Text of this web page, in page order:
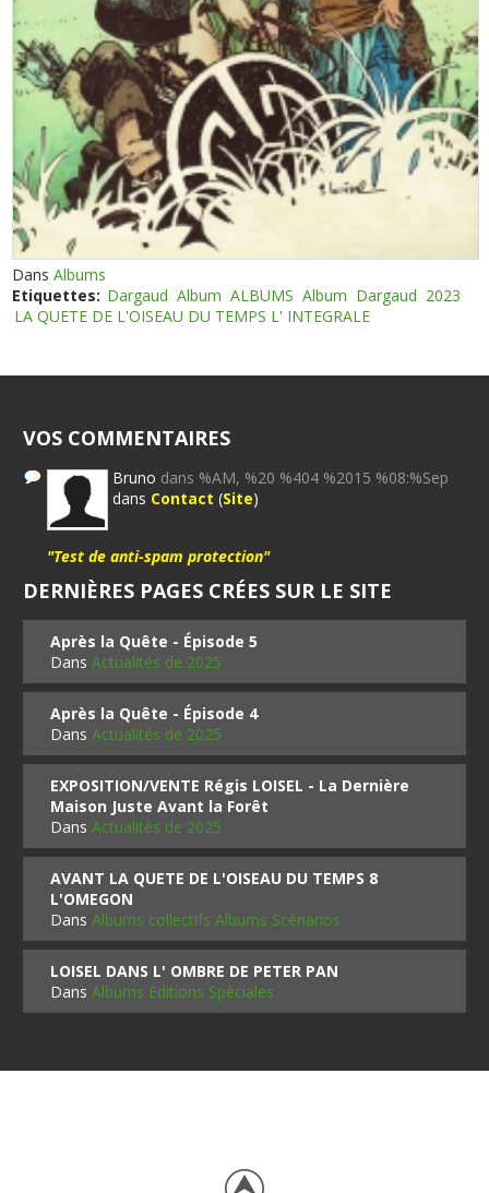
DansAlbums
Etiquettes: Dargaud Album ALBUMS Album Dargaud 2023
LA QUETE DE L'OISEAU DU TEMPS L' INTEGRALE
VOS COMMENTAIRES
Bruno dans %AM, %20 %404 %2015 %08:%Sep
dans Contact (Site)
"Test de anti-spam protection"
DERNIÈRES PAGES CRÉES SUR LE SITE
Après la Quête - Épisode 5
DansActualités de 2025
Après la Quête - Épisode 4
DansActualités de 2025
EXPOSITION/VENTE Régis LOISEL - La Dernière
Maison Juste Avant la Forêt
DansActualités de 2025
AVANT LA QUETE DE L'OISEAU DU TEMPS 8
L'OMEGON
DansAlbums collectifs Albums Scénarios
LOISEL DANS L' OMBRE DE PETER PAN
DansAlbums Editions Spéciales